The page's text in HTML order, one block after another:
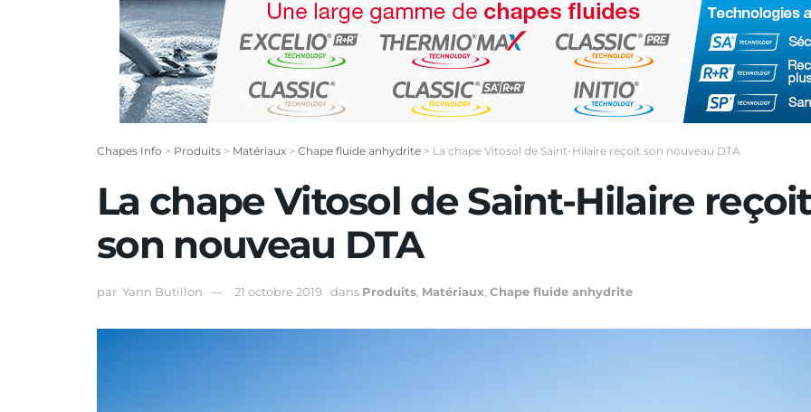
Chapes Info > Produits > Matériaux > Chape fluide anhydrite > La chape Vitosol de Saint-Hilaire reçoit son nouveau DTA
La chape Vitosol de Saint-Hilaire reçoit
son nouveau DTA
par Yann Butillon 21 octobre 2019 dans Produits Matériaux Chape fluide anhydrite